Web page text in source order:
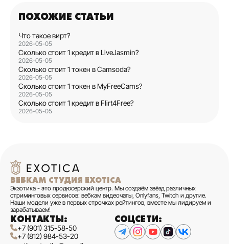
ПОХОЖИЕ СТАТЬИ
Что такое вирт?
2026-05-05
Сколько стоит 1 кредит в LiveJasmin?
2026-05-05
Сколько стоит 1 токен в Camsoda?
2026-05-05
Сколько стоит 1 токен в MyFreeCams?
2026-05-05
Сколько стоит 1 кредит в Flirt4Free?
2026-05-05
ВЕБКАМ СТУДИЯ EXOTICA
Экзотика - это продюсерский центр. Мы создаём звёзд различных
стриминговых сервисов: вебкам видеочаты, Onlyfans, Twitch и другие.
Наши модели уже в первых строчках рейтингов, вместе мы лидируем и
зарабатываем!
КОНТАКТЫ:
+7 (901) 315-58-50
+7 (812) 984-53-20
СОЦСЕТИ: